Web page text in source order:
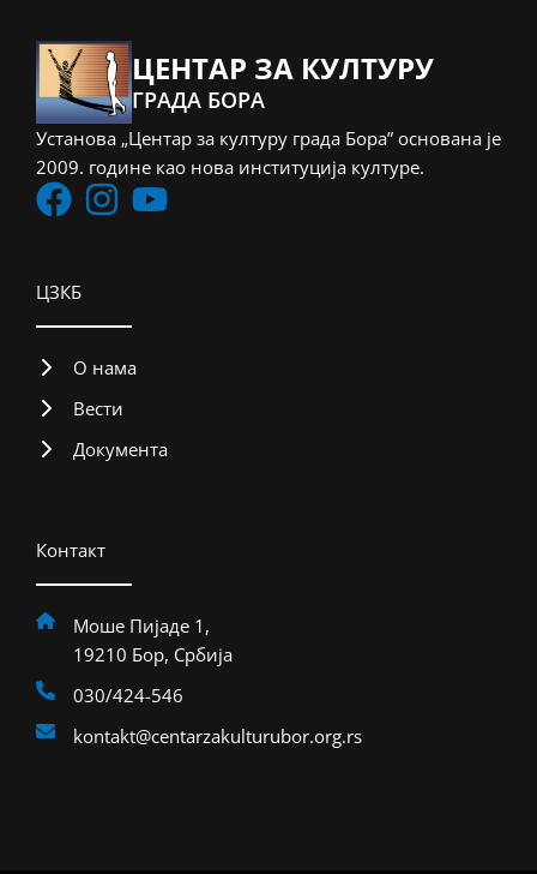
ЦЕНТАР ЗА КУЛТУРУ
ГРАДА БОРА
Установа „Центар за културу града Бора” основана је
2009. године као нова институција културе.
ЦЗКБ
О нама
Вести
Документа
Контакт
Моше Пијаде 1,
19210 Бор, Србија
030/424-546
kontakt@centarzakulturubor.org.rs